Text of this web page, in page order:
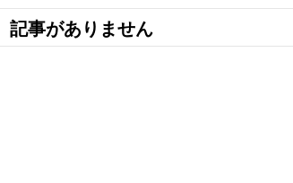
記事がありません